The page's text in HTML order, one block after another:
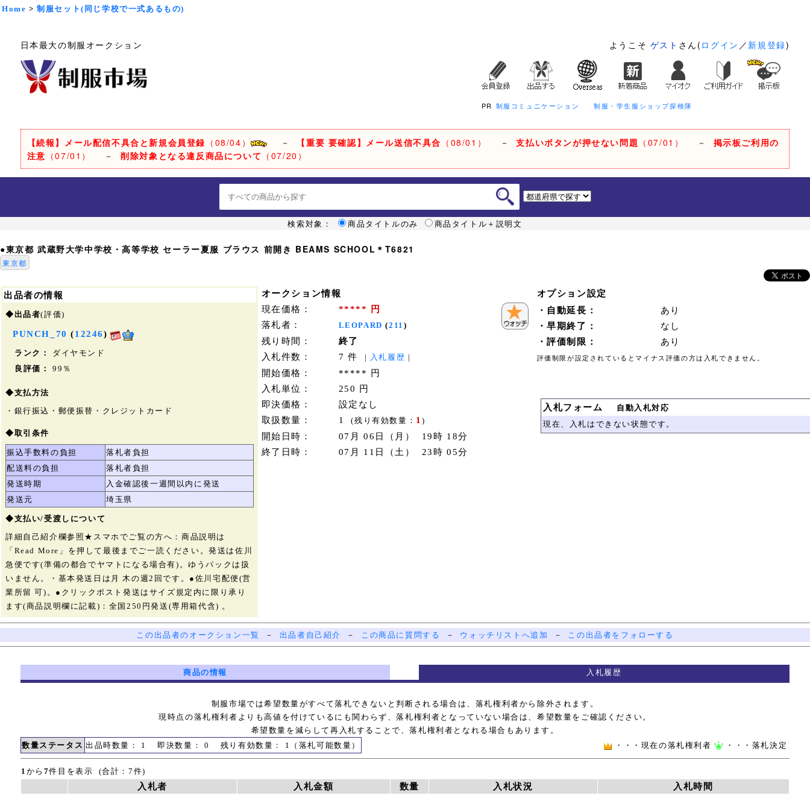
Home >制服セット(同じ学校で一式あるもの)
日本最大の制服オークション ようこそ ゲスト さん( ログイン ／ 新規登録)
PR 制服コミュニケーション 制服・学生服ショップ探検隊
【続報】メール配信不具合と新規会員登録 （08/04） － 【重要 要確認】メール送信不具合 （08/01） －支払いボタンが押せない問題 （07/01） － 掲示板ご利用の
注意 （07/01） －削除対象となる違反商品について （07/20）
検索対象： 商品タイトルのみ 商品タイトル＋説明文
●東京都 武蔵野大学中学校・高等学校 セーラー夏服 ブラウス 前開き BEAMS SCHOOL＊T6821
東京都
オークション情報
現在価格：
***** 円
落札者：
LEOPARD (211 )
残り時間：
終了
入札件数：
7 件 | 入札履歴 |
開始価格：
***** 円
入札単位：
250 円
即決価格：
設定なし
取扱数量：
1(残り有効数量： 1 )
開始日時：
07月 06日（月） 19時 18分
終了日時：
07月 11日（土） 23時 05分
オプション設定
・自動延長：
あり
・早期終了：
なし
・評価制限：
あり
評価制限が設定されているとマイナス評価の方は入札できません。
入札フォーム 自動入札対応
現在、入札はできない状態です。
出品者の情報
◆出品者(評価)
PUNCH_70 (12246)
ランク：
ダイヤモンド
良評価：
99％
◆支払方法
・銀行振込・郵便振替・クレジットカード
◆取引条件
振込手数料の負担
落札者負担
配送料の負担
落札者負担
発送時期
入金確認後一週間以内に発送
発送元
埼玉県
◆支払い/受渡しについて
詳細自己紹介欄参照★スマホでご覧の方へ：商品説明は
「Read More」を押して最後までご一読ください。発送は佐川
急便です(準備の都合でヤマトになる場合有)。ゆうパックは扱
いません。・基本発送日は月 木の週2回です。●佐川宅配便(営
業所留 可)。●クリックポスト発送はサイズ規定内に限り承り
ます(商品説明欄に記載)：全国250円発送(専用箱代含) 。
この出品者のオークション一覧 － 出品者自己紹介 － この商品に質問する － ウォッチリストへ追加 － この出品者をフォローする
商品の情報 入札履歴
制服市場では希望数量がすべて落札できないと判断される場合は、落札権利者から除外されます。
現時点の落札権利者よりも高値を付けているにも関わらず、落札権利者となっていない場合は、希望数量をご確認ください。
希望数量を減らして再入札することで、落札権利者となれる場合もあります。
数量ステータス 出品時数量： 1 即決数量： 0 残り有効数量： 1（落札可能数量） ・・・現在の落札権利者 ・・・落札決定
1 から 7件目を表示 (合計：7件)
入札者 入札金額 数量 入札状況 入札時間